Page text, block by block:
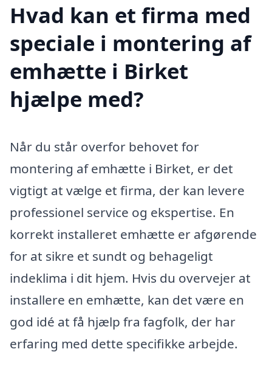
Hvad kan et firma med
speciale i montering af
emhætte i Birket
hjælpe med?
Når du står overfor behovet for
montering af emhætte i Birket, er det
vigtigt at vælge et firma, der kan levere
professionel service og ekspertise. En
korrekt installeret emhætte er afgørende
for at sikre et sundt og behageligt
indeklima i dit hjem. Hvis du overvejer at
installere en emhætte, kan det være en
god idé at få hjælp fra fagfolk, der har
erfaring med dette specifikke arbejde.